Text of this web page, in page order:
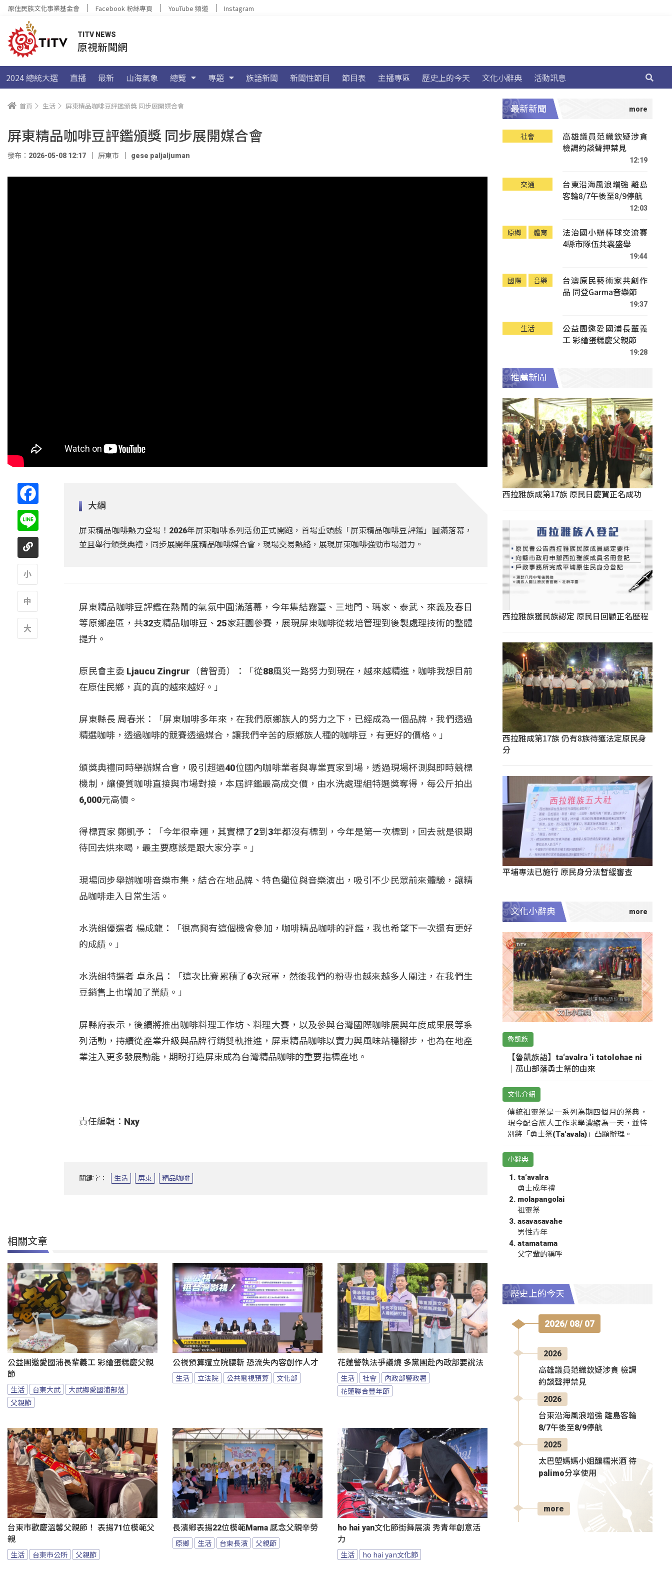
原住民族文化事業基金會 Facebook 粉絲專頁 YouTube 頻道 Instagram
TITV NEWS
原視新聞網
2024 總統大選 直播 最新 山海氣象 總覽 專題 族語新聞 新聞性節目 節目表 主播專區 歷史上的今天 文化小辭典 活動訊息
首頁 生活 屏東精品咖啡豆評鑑頒獎 同步展開媒合會
屏東精品咖啡豆評鑑頒獎 同步展開媒合會
發布：2026-05-08 12:17 屏東市 gese paljaljuman
大綱
屏東精品咖啡熱力登場！2026年屏東咖啡系列活動正式開跑，首場重頭戲「屏東精品咖啡豆評鑑」圓滿落幕，
並且舉行頒獎典禮，同步展開年度精品咖啡媒合會，現場交易熱絡，展現屏東咖啡強勁市場潛力。
屏東精品咖啡豆評鑑在熱鬧的氣氛中圓滿落幕，今年集結霧臺、三地門、瑪家、泰武、來義及春日
等原鄉產區，共32支精品咖啡豆、25家莊園參賽，展現屏東咖啡從栽培管理到後製處理技術的整體
提升。
原民會主委 Ljaucu Zingrur（曾智勇）：「從88風災一路努力到現在，越來越精進，咖啡我想目前
在原住民鄉，真的真的越來越好。」
屏東縣長 周春米：「屏東咖啡多年來，在我們原鄉族人的努力之下，已經成為一個品牌，我們透過
精選咖啡，透過咖啡的競賽透過媒合，讓我們辛苦的原鄉族人種的咖啡豆，有更好的價格。」
頒獎典禮同時舉辦媒合會，吸引超過40位國內咖啡業者與專業買家到場，透過現場杯測與即時競標
機制，讓優質咖啡直接與市場對接，本屆評鑑最高成交價，由水洗處理組特選獎奪得，每公斤拍出
6,000元高價。
得標買家 鄭凱予：「今年很幸運，其實標了2到3年都沒有標到，今年是第一次標到，回去就是很期
待回去烘來喝，最主要應該是跟大家分享。」
現場同步舉辦咖啡音樂市集，結合在地品牌、特色攤位與音樂演出，吸引不少民眾前來體驗，讓精
品咖啡走入日常生活。
水洗組優選者 楊成龍：「很高興有這個機會參加，咖啡精品咖啡的評鑑，我也希望下一次還有更好
的成績。」
水洗組特選者 卓永昌：「這次比賽累積了6次冠軍，然後我們的粉專也越來越多人關注，在我們生
豆銷售上也增加了業績。」
屏縣府表示，後續將推出咖啡料理工作坊、料理大賽，以及參與台灣國際咖啡展與年度成果展等系
列活動，持續從產業升級與品牌行銷雙軌推進，屏東精品咖啡以實力與風味站穩腳步，也為在地產
業注入更多發展動能，期盼打造屏東成為台灣精品咖啡的重要指標產地。
責任編輯：Nxy
關鍵字： 生活 屏東 精品咖啡
相關文章
公益團邀愛國浦長輩義工 彩繪蛋糕慶父親
節
生活 台東大武
大武鄉愛國浦部落
父親節
公視預算遭立院腰斬 恐流失內容創作人才
生活 立法院 公共電視預算 文化部
花蓮警執法爭議燒 多黨團赴內政部要說法
生活 社會
內政部警政署
花蓮聯合豐年節
台東市歡慶溫馨父親節！ 表揚71位模範父
親
生活 台東市公所 父親節
長濱鄉表揚22位模範Mama 感念父親辛勞
原鄉 生活 台東長濱 父親節
ho hai yan文化節街舞展演 秀青年創意活
力
生活 ho hai yan文化節
最新新聞
社會
高雄議員范織欽疑涉貪
檢調約談聲押禁見
12:19
交通
台東沿海風浪增強 離島
客輪8/7午後至8/9停航
12:03
原鄉 體育
法治國小辦棒球交流賽
4縣市隊伍共襄盛舉
19:44
國際 音樂
台澳原民藝術家共創作
品 同登Garma音樂節
19:37
生活
公益團邀愛國浦長輩義
工 彩繪蛋糕慶父親節
19:28
推薦新聞
西拉雅族成第17族 原民日慶賀正名成功
西拉雅族獲民族認定 原民日回顧正名歷程
西拉雅成第17族 仍有8族待獲法定原民身
分
平埔專法已施行 原民身分法暫緩審查
文化小辭典
魯凱族
【魯凱族語】ta‘avalra ‘i tatolohae ni
｜萬山部落勇士祭的由來
文化介紹
傳統祖靈祭是一系列為期四個月的祭典，
現今配合族人工作求學濃縮為一天，並特
別將「勇士祭(Ta‘avala)」凸顯辦理。
小辭典
ta‘avalra
勇士成年禮
molapangolai
祖靈祭
asavasavahe
男性青年
atamatama
父字輩的稱呼
歷史上的今天
2026/ 08/ 07
2026
高雄議員范織欽疑涉貪 檢調
約談聲押禁見
2026
台東沿海風浪增強 離島客輪
8/7午後至8/9停航
2025
太巴塱媽媽小姐釀糯米酒 待
palimo分享使用
more